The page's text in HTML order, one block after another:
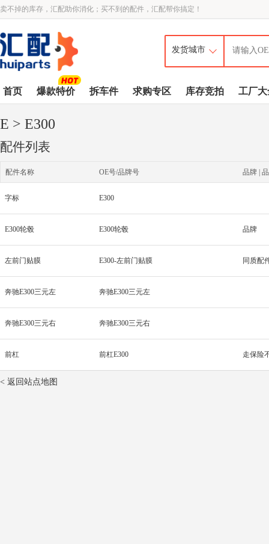
卖不掉的库存，汇配助你消化；买不到的配件，汇配帮你搞定！
首页 爆款特价 拆车件 求购专区 库存竞拍 工厂大
E > E300
配件列表
配件名称 OE号/品牌号 品牌 |
字标 E300
E300轮毂 E300轮毂 品牌
左前门贴膜 E300-左前门贴膜 同质配
奔驰E300三元左 奔驰E300三元左
奔驰E300三元右 奔驰E300三元右
前杠 前杠E300 走保险
< 返回站点地图